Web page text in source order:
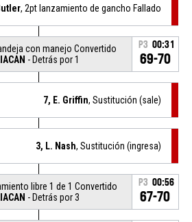
, 2pt lanzamiento de gancho Fallado
con manejo Convertido
- Detrás por 1
P3 00:31
69-70
7, E. Griffin, Sustitución (sale)
3, L. Nash, Sustitución (ingresa)
libre 1 de 1 Convertido
- Detrás por 3
P3 00:56
67-70